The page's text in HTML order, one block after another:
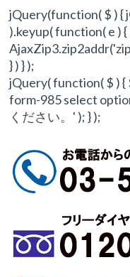
jQuery(function( $ ) {
).keyup( function( e ) {
} ) } );
jQuery( function( $ )
form-985 select
ください。' ); } );